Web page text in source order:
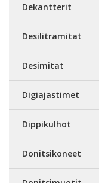
Dekantterit
Desilitramitat
Desimitat
Digiajastimet
Dippikulhot
Donitsikoneet